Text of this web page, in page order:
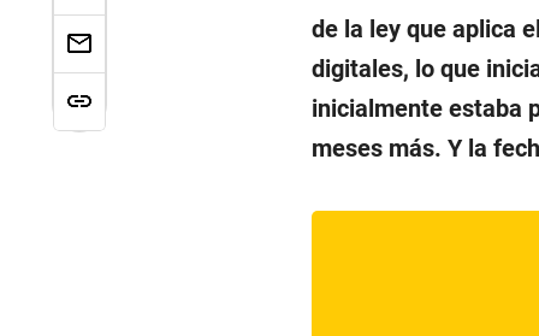
de la ley que aplica
digitales, lo que
inicialmente estaba
meses más. Y la